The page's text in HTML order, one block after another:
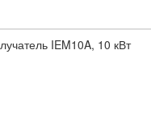
IEM10A, 10 кВт